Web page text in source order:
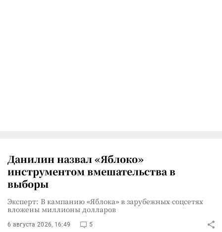
Данилин назвал «Яблоко»
инструментом вмешательства в
выборы
Эксперт: В кампанию «Яблока» в зарубежных соцсетях
вложены миллионы долларов
6 августа 2026, 16:49 5